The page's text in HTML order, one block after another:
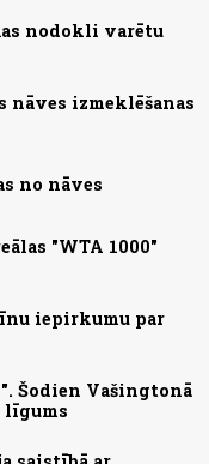
nodokli varētu
nāves izmeklēšanas
no nāves
"WTA 1000"
iepirkumu par
Šodien Vašingtonā